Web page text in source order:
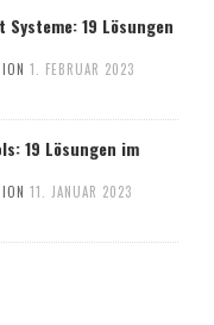
Systeme: 19 Lösungen
1. FEBRUAR 2023
19 Lösungen im
11. JANUAR 2023